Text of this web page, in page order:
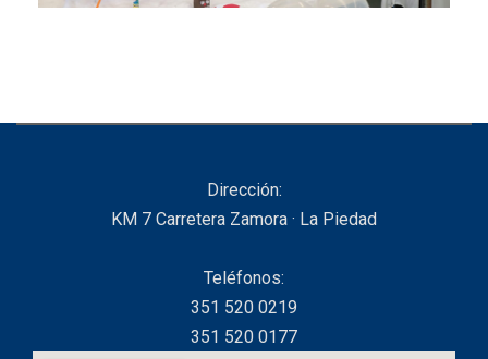
Dirección:
KM 7 Carretera Zamora · La Piedad
Teléfonos:
351 520 0219
351 520 0177